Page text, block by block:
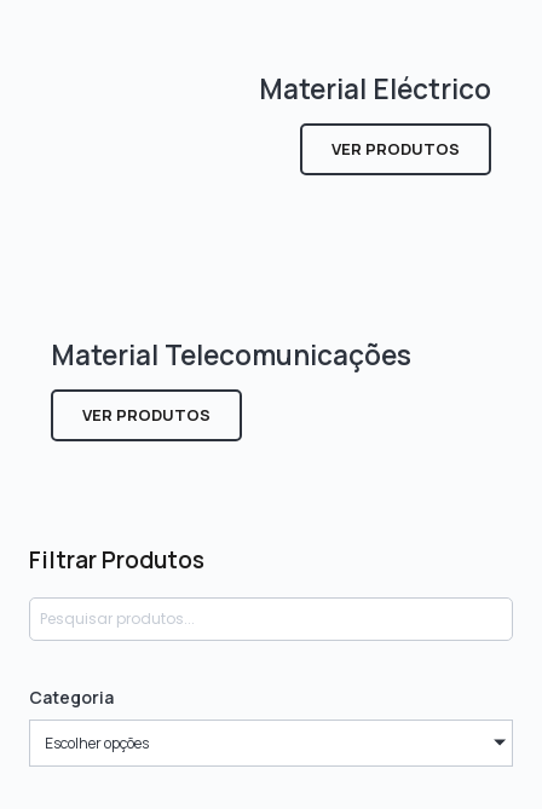
Filtrar Produtos
Categoria
Escolher opções
Material Eléctrico
VER PRODUTOS
Material Telecomunicações
VER PRODUTOS